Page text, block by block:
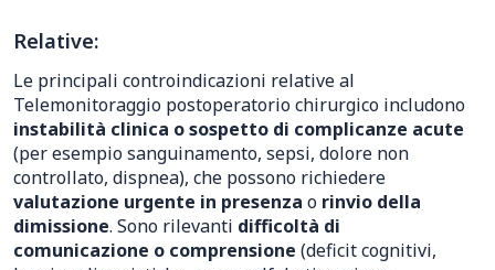
Relative:
Le principali controindicazioni relative al
Telemonitoraggio postoperatorio chirurgico includono
instabilità clinica o sospetto di complicanze acute
(per esempio sanguinamento, sepsi, dolore non
controllato, dispnea), che possono richiedere
valutazione urgente in presenza o rinvio della
dimissione. Sono rilevanti difficoltà di
comunicazione o comprensione (deficit cognitivi,